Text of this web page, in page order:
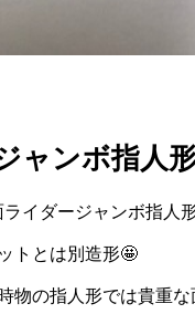
ンボ指人
ダージャンボ指人
トとは別造形🤩
物の指人形では貴重